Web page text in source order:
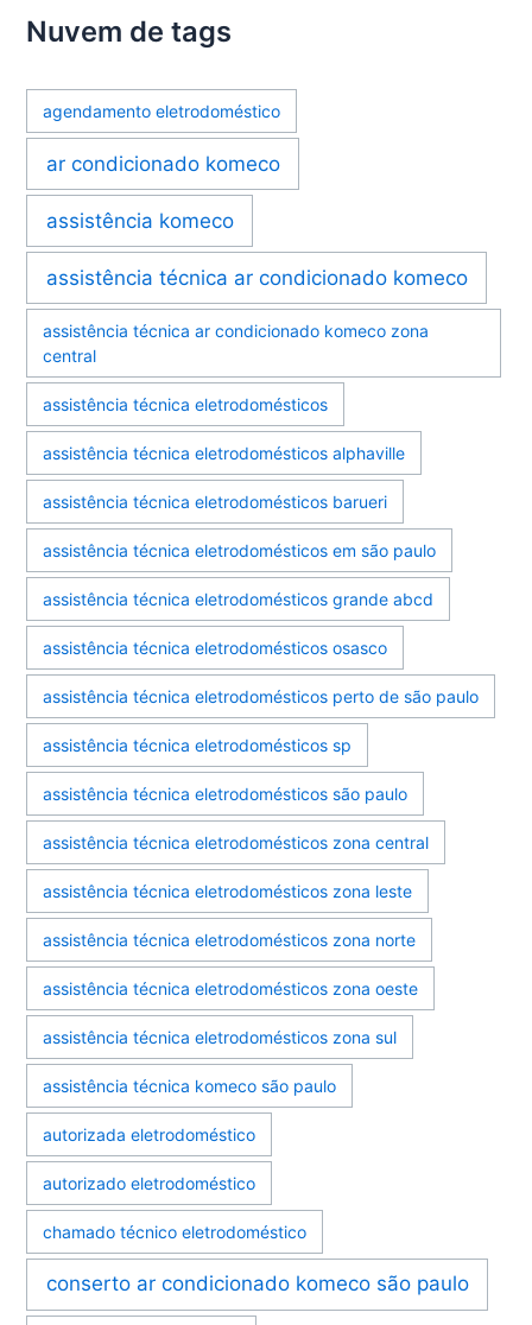
Nuvem de tags
agendamento eletrodoméstico
ar condicionado komeco
assistência komeco
assistência técnica ar condicionado komeco
assistência técnica ar condicionado komeco zona
central
assistência técnica eletrodomésticos
assistência técnica eletrodomésticos alphaville
assistência técnica eletrodomésticos barueri
assistência técnica eletrodomésticos em são paulo
assistência técnica eletrodomésticos grande abcd
assistência técnica eletrodomésticos osasco
assistência técnica eletrodomésticos perto de são paulo
assistência técnica eletrodomésticos sp
assistência técnica eletrodomésticos são paulo
assistência técnica eletrodomésticos zona central
assistência técnica eletrodomésticos zona leste
assistência técnica eletrodomésticos zona norte
assistência técnica eletrodomésticos zona oeste
assistência técnica eletrodomésticos zona sul
assistência técnica komeco são paulo
autorizada eletrodoméstico
autorizado eletrodoméstico
chamado técnico eletrodoméstico
conserto ar condicionado komeco são paulo